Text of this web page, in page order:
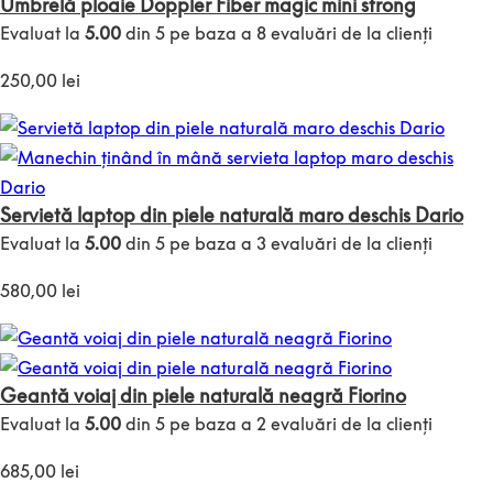
Umbrelă ploaie Doppler Fiber magic mini strong
Evaluat la 5.00 din 5 pe baza a 8 evaluări de la clienți
250,00 lei
Servietă laptop din piele naturală maro deschis Dario
Evaluat la 5.00 din 5 pe baza a 3 evaluări de la clienți
580,00 lei
Geantă voiaj din piele naturală neagră Fiorino
Evaluat la 5.00 din 5 pe baza a 2 evaluări de la clienți
685,00 lei